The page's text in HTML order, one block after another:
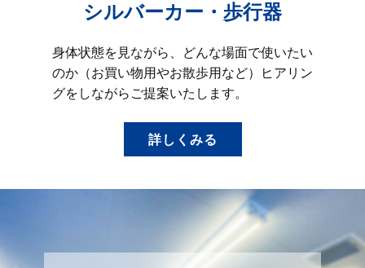
シルバーカー・歩行器
身体状態を見ながら、どんな場面で使いたい
のか（お買い物用やお散歩用など）ヒアリン
グをしながらご提案いたします。
詳しくみる